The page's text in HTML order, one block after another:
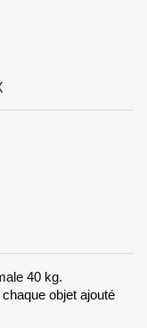
40 kg.
objet ajouté